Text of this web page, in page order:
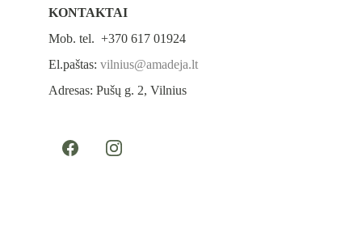
KONTAKTAI
Mob. tel.  +370 617 01924
El.paštas: vilnius@amadeja.lt
Adresas: Pušų g. 2, Vilnius